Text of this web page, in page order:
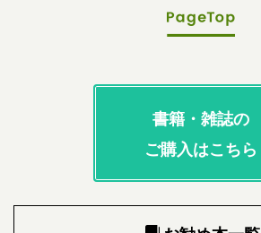
書籍・雑誌の
ご購入はこちら